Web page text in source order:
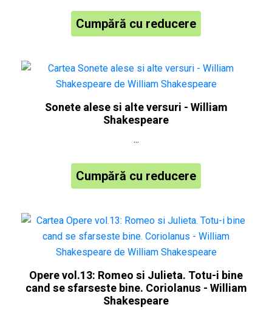
Cumpără cu reducere
Sonete alese si alte versuri - William
Shakespeare
...
Cumpără cu reducere
Opere vol.13: Romeo si Julieta. Totu-i bine
cand se sfarseste bine. Coriolanus - William
Shakespeare